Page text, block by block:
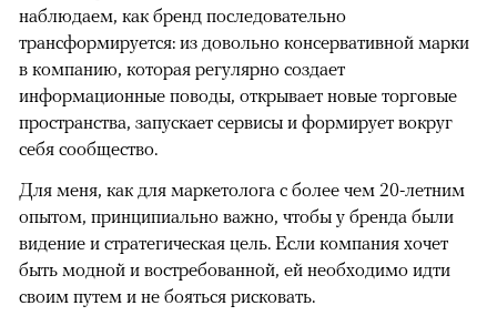
наблюдаем, как бренд последовательно
трансформируется: из довольно консервативной марки
в компанию, которая регулярно создает
информационные поводы, открывает новые торговые
пространства, запускает сервисы и формирует вокруг
себя сообщество.
Для меня, как для маркетолога с более чем 20-летним
опытом, принципиально важно, чтобы у бренда были
видение и стратегическая цель. Если компания хочет
быть модной и востребованной, ей необходимо идти
своим путем и не бояться рисковать.